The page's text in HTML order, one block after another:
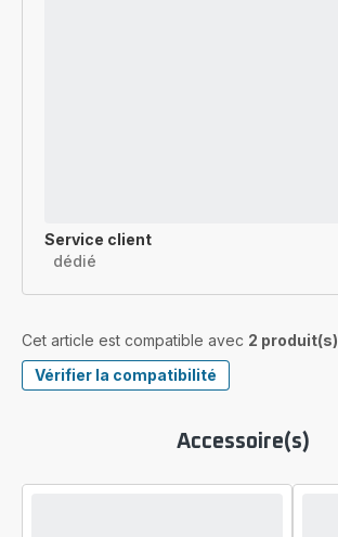
Service client
dédié
Cet article est compatible avec 2 produit(s)
Vérifier la compatibilité
Accessoire(s)